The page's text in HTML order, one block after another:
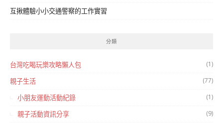
互揪體驗小小交通警察的工作實習
分類
台灣吃喝玩樂攻略懶人包 (1)
親子生活 (77)
小朋友運動活動紀錄 (1)
親子活動資訊分享 (9)